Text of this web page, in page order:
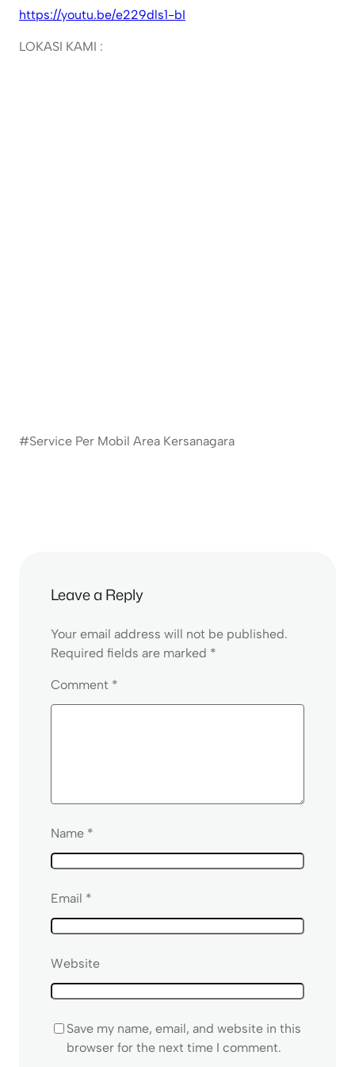
https://youtu.be/e229dls1-bI
LOKASI KAMI :
#Service Per Mobil Area Kersanagara
Leave a Reply
Your email address will not be published.
Required fields are marked *
Comment *
Name *
Email *
Website
Save my name, email, and website in this
browser for the next time I comment.